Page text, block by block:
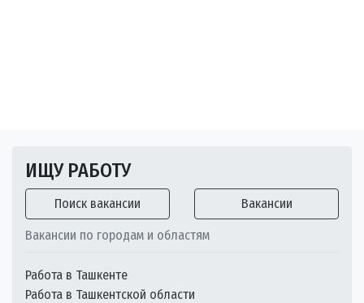
ИЩУ РАБОТУ
Поиск вакансии Вакансии
Вакансии по городам и областям
Работа в Ташкенте
Работа в Ташкентской области